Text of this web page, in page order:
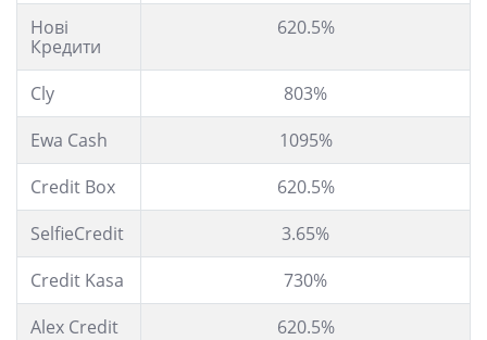
Нові
Кредити
620.5%
Cly
803%
Ewa Cash
1095%
Credit Box
620.5%
SelfieCredit
3.65%
Credit Kasa
730%
Alex Credit
620.5%